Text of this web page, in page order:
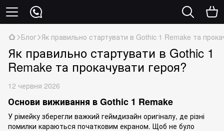
Блог Як правильно стартувати в Gothic 1 Remake та
Як правильно стартувати в Gothic 1
Remake та прокачувати героя?
12 червня 2026
Основи виживання в Gothic 1 Remake
У рімейку зберегли важкий геймдизайн оригіналу, де різні
помилки караються початковим екраном. Щоб не було